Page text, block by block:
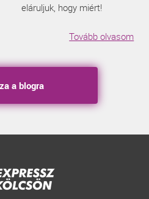
eláruljuk, hogy miért!
Tovább olvasom
a blogra